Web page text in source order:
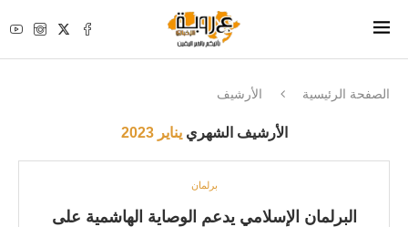
الصفحة الرئيسية الأرشيف
الأرشيف الشهرييناير 2023
برلمان
البرلمان الإسلامي يدعم الوصاية الهاشمية على